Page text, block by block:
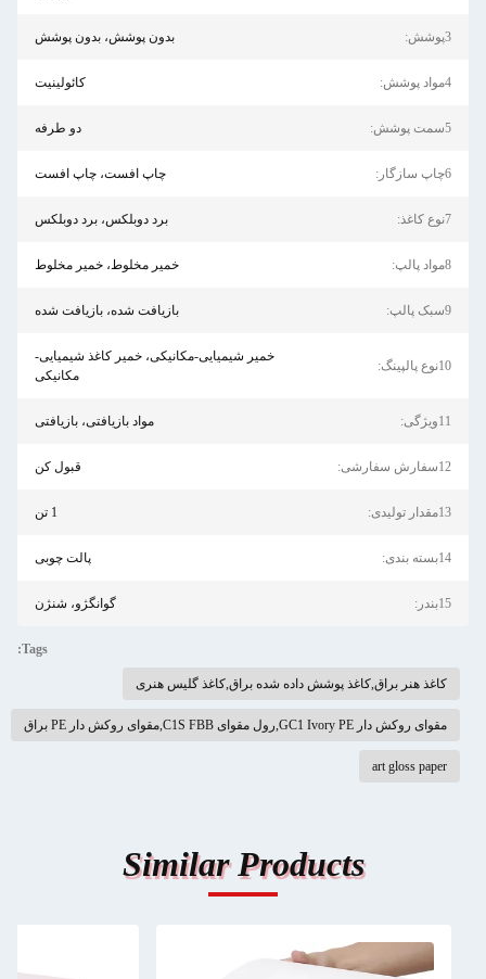
3پوشش: بدون پوشش، بدون پوشش
4مواد پوشش: کائولینیت
5سمت پوشش: دو طرفه
6چاپ سازگار: چاپ افست، چاپ افست
7نوع کاغذ: برد دوبلکس، برد دوبلکس
8مواد پالپ: خمیر مخلوط، خمیر مخلوط
9سبک پالپ: بازیافت شده، بازیافت شده
10نوع پالپینگ:
خمیر شیمیایی-مکانیکی، خمیر کاغذ شیمیایی-
مکانیکی
11ویژگی: مواد بازیافتی، بازیافتی
12سفارش سفارشی: قبول کن
13مقدار تولیدی: 1 تن
14بسته بندی: پالت چوبی
15بندر: گوانگژو، شنژن
Tags:
کاغذ هنر براق,کاغذ پوشش داده شده براق,کاغذ گلیس هنری
مقوای روکش دار GC1 Ivory PE,رول مقوای C1S FBB,مقوای روکش دار PE براق
art gloss paper
Similar Products